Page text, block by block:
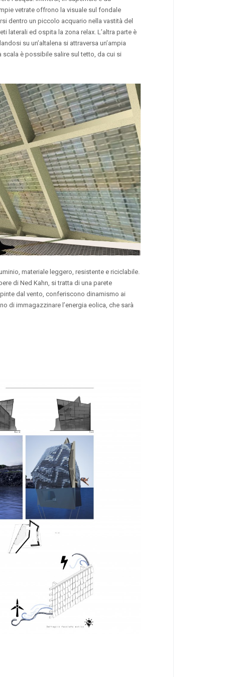
vetrate offrono la visuale sul fondale
dentro un piccolo acquario nella vastità del
laterali ed ospita la zona relax. L’altra parte è
su un’altalena si attraversa un’ampia
è possibile salire sul tetto, da cui si
materiale leggero, resistente e riciclabile.
di Ned Kahn, si tratta di una parete
dal vento, conferiscono dinamismo ai
di immagazzinare l’energia eolica, che sarà
1 5557 0